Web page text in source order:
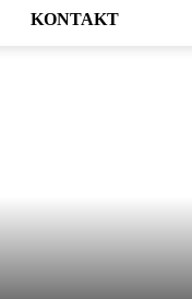
KONTAKT